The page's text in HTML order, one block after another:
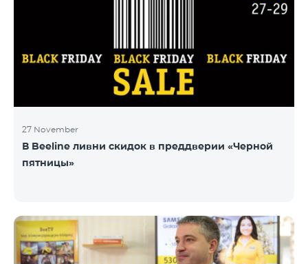
направления онлайн продаж. Через наш сайт
номер будет доставлен по указанному
покупателем адресу. Кр
27 November
В Beeline ливни скидок в преддверии «Черной
пятницы»